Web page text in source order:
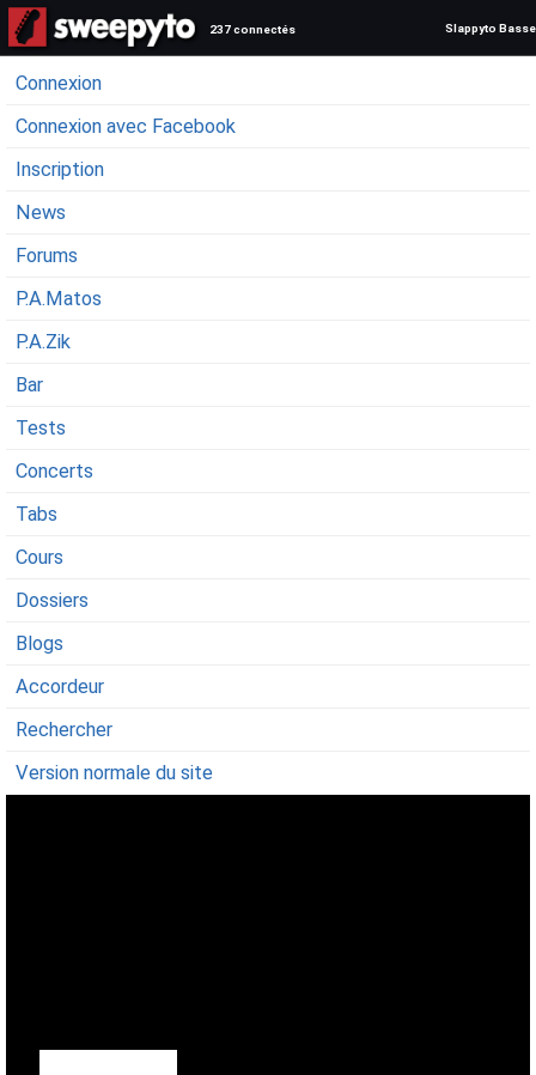
237 connectés Slappyto Basse
Connexion
Connexion avec Facebook
Inscription
News
Forums
P.A.Matos
P.A.Zik
Bar
Tests
Concerts
Tabs
Cours
Dossiers
Blogs
Accordeur
Rechercher
Version normale du site